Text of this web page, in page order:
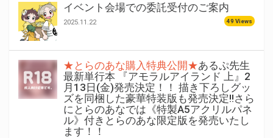
イベント会場での委託受付のご案内
2025.11.22 49 Views
★とらのあな購入特典公開★あるぷ先生
最新単行本 『アモラルアイランド 上』2
月13日(金)発売決定！！ 描き下ろしグッ
ズを同梱した豪華特装版も発売決定!!さら
にとらのあなでは《特製A5アクリルパネ
ル》付きとらのあな限定版を発売いたし
ます！！